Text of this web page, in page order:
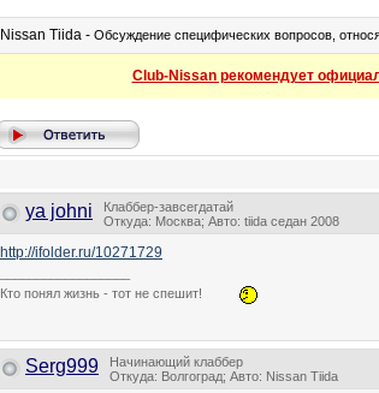
Nissan Tiida - Обсуждение специфических вопросов,
Club-Nissan рекомендует
ya johni
Клаббер-завсегдатай
Откуда: Москва; Авто: tiida седан 2008
http://ifolder.ru/10271729
Кто понял жизнь - тот не спешит!
Serg999
Начинающий клаббер
Откуда: Волгоград; Авто: Nissan Tiida